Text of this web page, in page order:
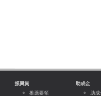
振興賞
推薦要領
助成金
助